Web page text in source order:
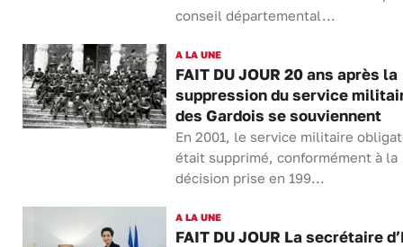
conseil départemental...
A LA UNE
FAIT DU JOUR 20 ans après la
suppression du service
des Gardois se souviennent
En 2001, le service militaire
était supprimé, conformément à la
décision prise en 199...
A LA UNE
FAIT DU JOUR La secrétaire